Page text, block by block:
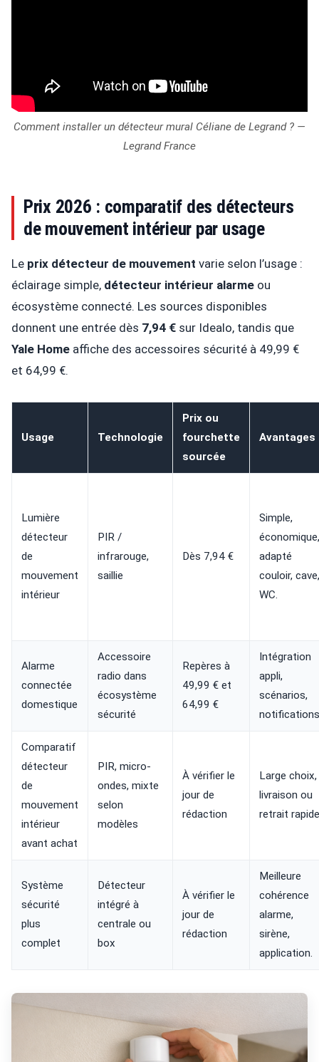
Comment installer un détecteur mural Céliane de Legrand ? —
Legrand France
Prix 2026 : comparatif des détecteurs
de mouvement intérieur par usage
Le prix détecteur de mouvement varie selon l’usage :
éclairage simple, détecteur intérieur alarme ou
écosystème connecté. Les sources disponibles
donnent une entrée dès 7,94 € sur Idealo, tandis que
Yale Home affiche des accessoires sécurité à 49,99 €
et 64,99 €.
Usage Technologie
Prix ou
fourchette
sourcée
Avantages
Lumière
détecteur
de
mouvement
intérieur
PIR /
infrarouge,
saillie
Dès 7,94 €
Simple,
économique,
adapté
couloir, cave,
WC.
Alarme
connectée
domestique
Accessoire
radio dans
écosystème
sécurité
Repères à
49,99 € et
64,99 €
Intégration
appli,
scénarios,
Comparatif
détecteur
de
mouvement
intérieur
avant achat
PIR, micro-
ondes, mixte
selon
modèles
À vérifier le
jour de
rédaction
Large choix,
livraison ou
retrait
Système
sécurité
plus
complet
Détecteur
intégré à
centrale ou
box
À vérifier le
jour de
rédaction
Meilleure
cohérence
alarme,
sirène,
application.